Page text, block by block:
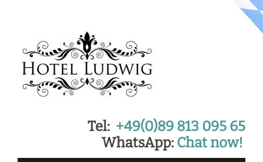
Tel: +49(0)89 813 095 65
WhatsApp: Chat now!